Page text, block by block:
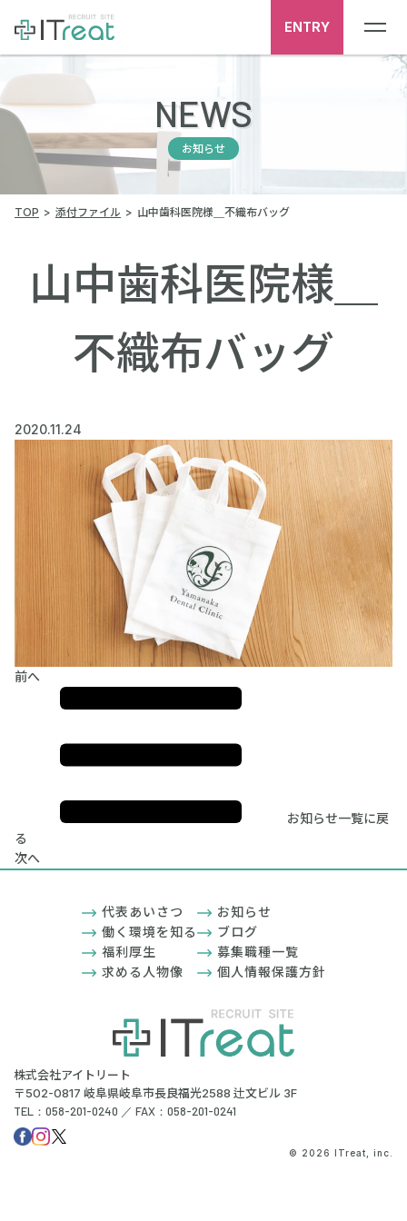
ENTRY
NEWS
お知らせ
TOP 添付ファイル 山中歯科医院様＿不織布バッグ
山中歯科医院様＿
不織布バッグ
2020.11.24
前へ
お知らせ一覧に戻
る
次へ
株式会社アイトリート
〒502-0817 岐阜県岐阜市長良福光2588 辻文ビル 3F
TEL：058-201-0240 ／ FAX：058-201-0241
代表あいさつ
働く環境を知る
福利厚生
求める人物像
お知らせ
ブログ
募集職種一覧
個人情報保護方針
© 2026 ITreat, inc.